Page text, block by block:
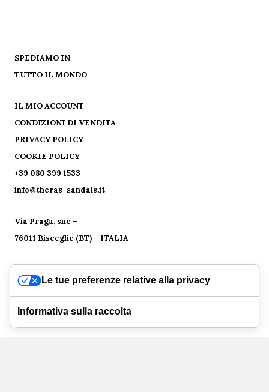
SPEDIAMO IN
TUTTO IL MONDO
IL MIO ACCOUNT
CONDIZIONI DI VENDITA
PRIVACY POLICY
COOKIE POLICY
+39 080 399 1533
info@theras-sandals.it
Via Praga, snc –
76011 Bisceglie (BT) – ITALIA
Bisceglie (BT)
Credits:I Monelli
Le tue preferenze relative alla privacy
Informativa sulla raccolta